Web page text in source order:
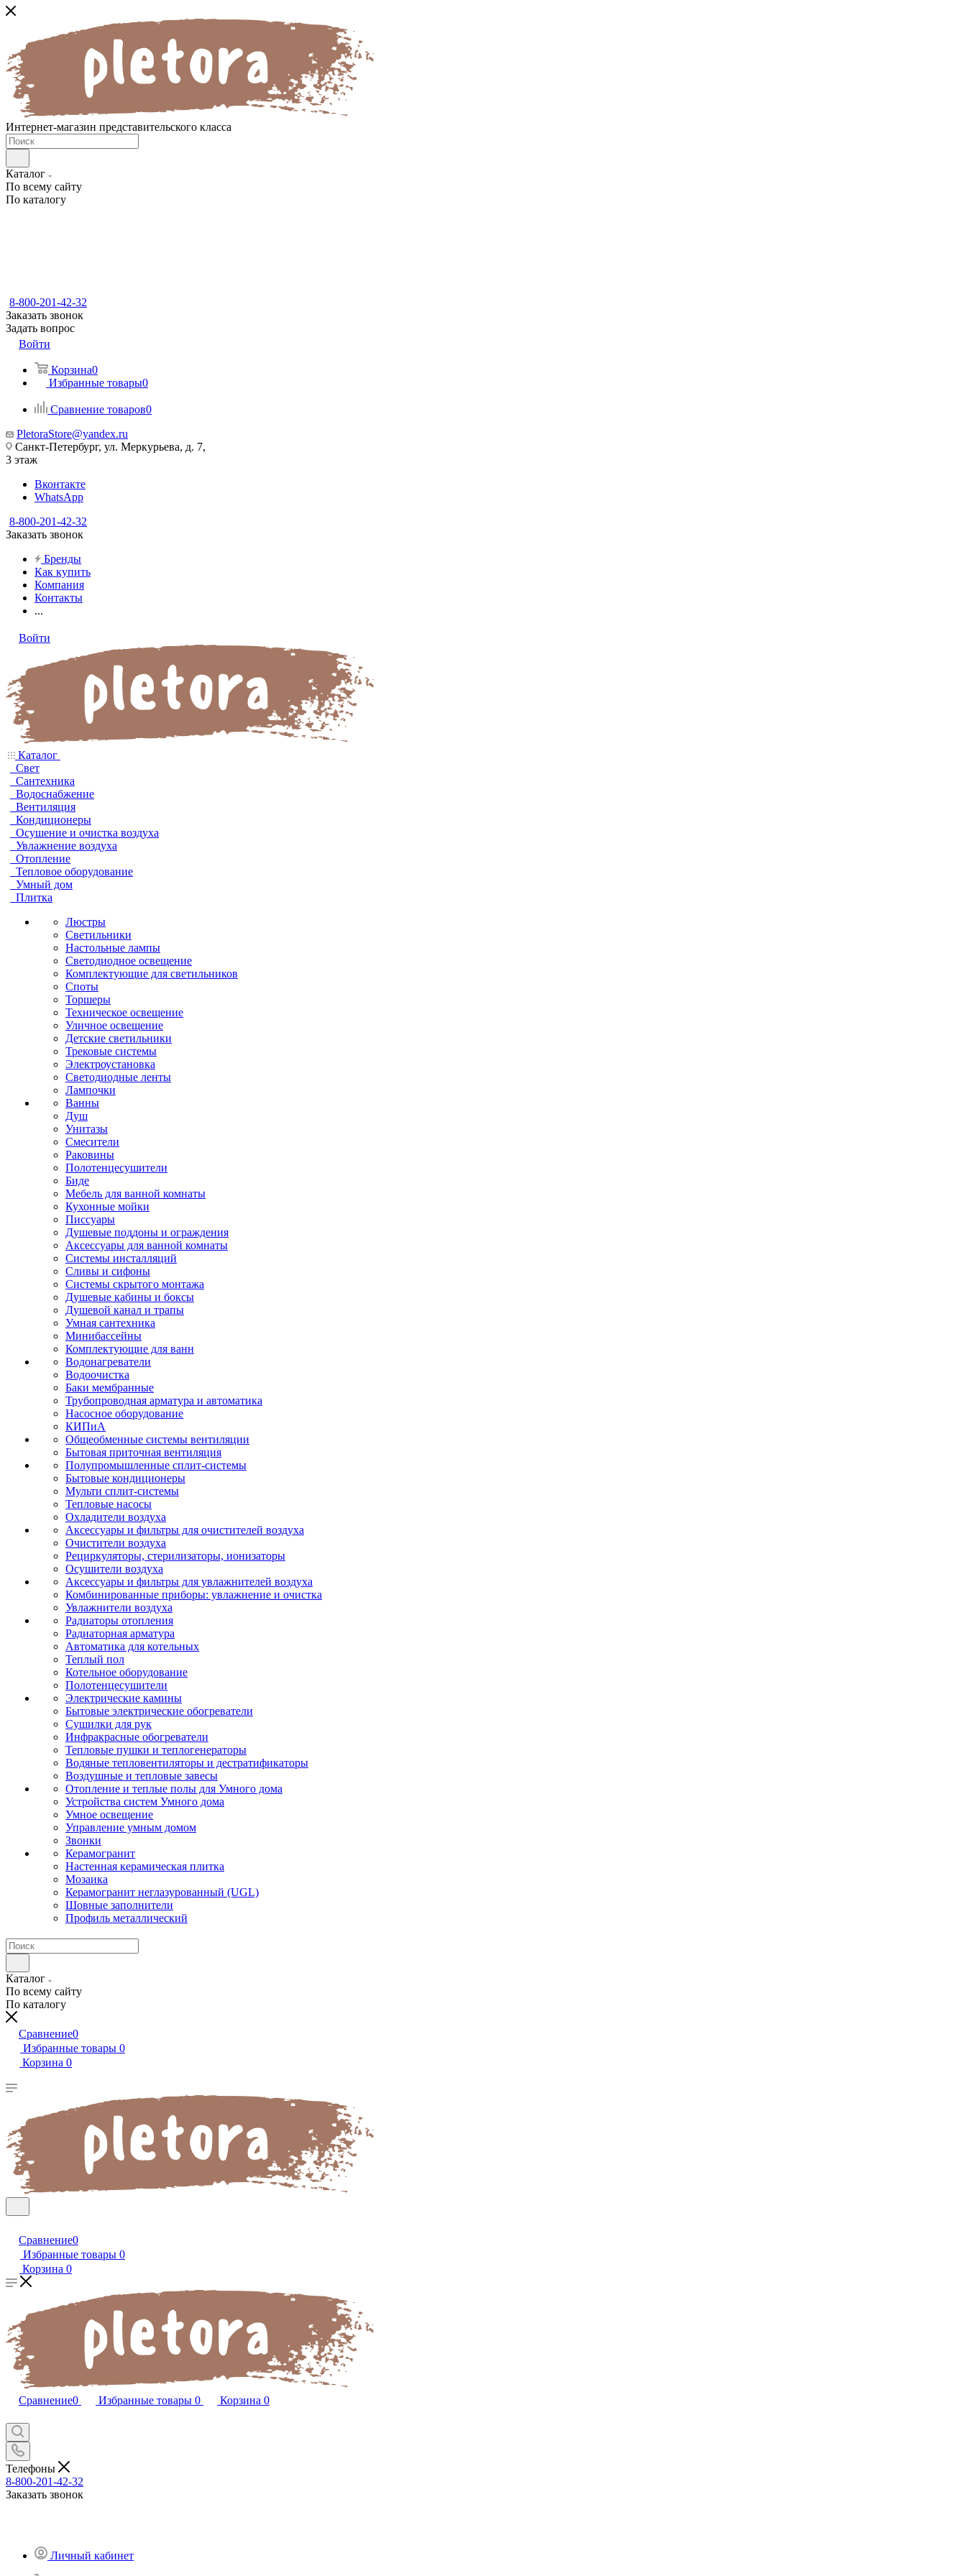
Интернет-магазин представительского класса
Каталог
По всему сайту
По каталогу
8-800-201-42-32
Заказать звонок
Задать вопрос
Войти
Корзина0
Избранные товары0
Сравнение товаров0
PletoraStore@yandex.ru
Санкт-Петербург, ул. Меркурьева, д. 7,
3 этаж
Вконтакте
WhatsApp
8-800-201-42-32
Заказать звонок
Бренды
Как купить
Компания
Контакты
...
Войти
Каталог
Свет
Сантехника
Водоснабжение
Вентиляция
Кондиционеры
Осушение и очистка воздуха
Увлажнение воздуха
Отопление
Тепловое оборудование
Умный дом
Плитка
Люстры
Светильники
Настольные лампы
Светодиодное освещение
Комплектующие для светильников
Споты
Торшеры
Техническое освещение
Уличное освещение
Детские светильники
Трековые системы
Электроустановка
Светодиодные ленты
Лампочки
Ванны
Душ
Унитазы
Смесители
Раковины
Полотенцесушители
Биде
Мебель для ванной комнаты
Кухонные мойки
Писсуары
Душевые поддоны и ограждения
Аксессуары для ванной комнаты
Системы инсталляций
Сливы и сифоны
Системы скрытого монтажа
Душевые кабины и боксы
Душевой канал и трапы
Умная сантехника
Минибассейны
Комплектующие для ванн
Водонагреватели
Водоочистка
Баки мембранные
Трубопроводная арматура и автоматика
Насосное оборудование
КИПиА
Общеобменные системы вентиляции
Бытовая приточная вентиляция
Полупромышленные сплит-системы
Бытовые кондиционеры
Мульти сплит-системы
Тепловые насосы
Охладители воздуха
Аксессуары и фильтры для очистителей воздуха
Очистители воздуха
Рециркуляторы, стерилизаторы, ионизаторы
Осушители воздуха
Аксессуары и фильтры для увлажнителей воздуха
Комбинированные приборы: увлажнение и очистка
Увлажнители воздуха
Радиаторы отопления
Радиаторная арматура
Автоматика для котельных
Теплый пол
Котельное оборудование
Полотенцесушители
Электрические камины
Бытовые электрические обогреватели
Сушилки для рук
Инфракрасные обогреватели
Тепловые пушки и теплогенераторы
Водяные тепловентиляторы и дестратификаторы
Воздушные и тепловые завесы
Отопление и теплые полы для Умного дома
Устройства систем Умного дома
Умное освещение
Управление умным домом
Звонки
Керамогранит
Настенная керамическая плитка
Мозаика
Керамогранит неглазурованный (UGL)
Шовные заполнители
Профиль металлический
Каталог
По всему сайту
По каталогу
Сравнение0
Избранные товары 0
Корзина 0
Сравнение0
Избранные товары 0
Корзина 0
Сравнение0 Избранные товары 0 Корзина 0
Телефоны
8-800-201-42-32
Заказать звонок
Личный кабинет